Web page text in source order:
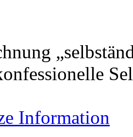
Information